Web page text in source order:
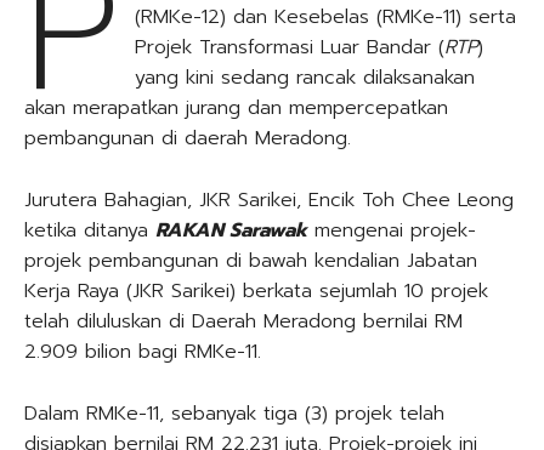
(RMKe-12) dan Kesebelas (RMKe-11) serta
Projek Transformasi Luar Bandar (RTP)
yang kini sedang rancak dilaksanakan
akan merapatkan jurang dan mempercepatkan
pembangunan di daerah Meradong.
Jurutera Bahagian, JKR Sarikei, Encik Toh Chee Leong
ketika ditanya RAKAN Sarawakmengenai projek-
projek pembangunan di bawah kendalian Jabatan
Kerja Raya (JKR Sarikei) berkata sejumlah 10 projek
telah diluluskan di Daerah Meradong bernilai RM
2.909 bilion bagi RMKe-11.
Dalam RMKe-11, sebanyak tiga (3) projek telah